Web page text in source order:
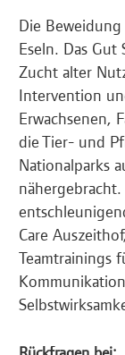
Die
Eseln. Das
Zucht alter
Intervention
Erwachsenen,
die Tier- und
Nationalparks
Care
Teamtrainings